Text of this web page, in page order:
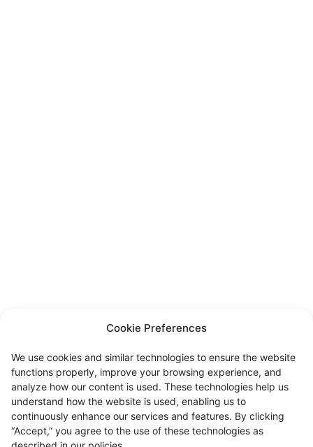
Cookie Preferences
We use cookies and similar technologies to ensure the website
functions properly, improve your browsing experience, and
analyze how our content is used. These technologies help us
understand how the website is used, enabling us to
continuously enhance our services and features. By clicking
“Accept,” you agree to the use of these technologies as